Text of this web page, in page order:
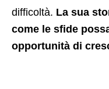
difficoltà. La sua
come le sfide
opportunità di